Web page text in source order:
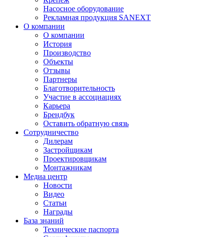
Насосное оборудование
Рекламная продукция SANEXT
О компании
О компании
История
Производство
Объекты
Отзывы
Партнеры
Благотворительность
Участие в ассоциациях
Карьера
Брендбук
Оставить обратную связь
Сотрудничество
Дилерам
Застройщикам
Проектировщикам
Монтажникам
Медиа центр
Новости
Видео
Статьи
Награды
База знаний
Технические паспорта